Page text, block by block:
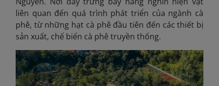
liên quan đến quá trình phát triển của ngành cà
phê, từ những hạt cà phê đầu tiên đến các thiết bị
sản xuất, chế biến cà phê truyền thống.